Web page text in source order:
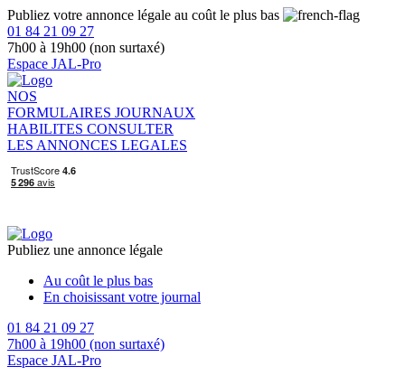
Publiez votre annonce légale au coût le plus bas
01 84 21 09 27
7h00 à 19h00 (non surtaxé)
Espace JAL-Pro
NOS
FORMULAIRES JOURNAUX
HABILITES CONSULTER
LES ANNONCES LEGALES
Publiez une annonce légale
Au coût le plus bas
En choisissant votre journal
01 84 21 09 27
7h00 à 19h00 (non surtaxé)
Espace JAL-Pro